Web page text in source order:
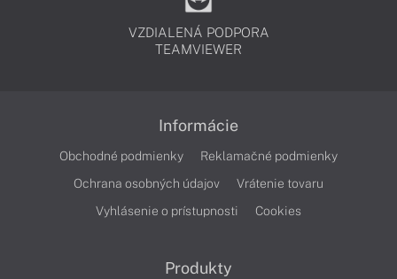
VZDIALENÁ PODPORA
TEAMVIEWER
Informácie
Obchodné podmienky
Reklamačné podmienky
Ochrana osobných údajov
Vrátenie tovaru
Vyhlásenie o prístupnosti
Cookies
Produkty